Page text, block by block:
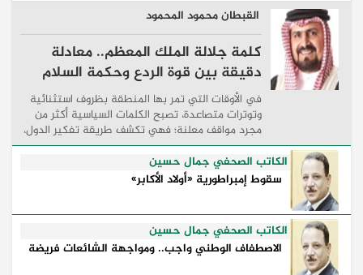
القبطان محمود المحمود
كلمة جلالة الملك المعظم.. معادلة
دقيقة بين قوة الردع وحكمة السلام
في الأوقات التي تمر بها المنطقة بظروف استثنائية
وتوترات متصاعدة، تصبح الكلمات السياسية أكثر من
مجرد مواقف معلنة؛ فهي تكشف طريقة تفكير الدول،
وكيفية إدارتها للأزمات، والحدود التي تفصل بين القوة
...
الكاتب الصحفي جمال حسين
سقوط إمبراطورية «أولاد الأكابر»
الكاتب الصحفي جمال حسين
الاصطفاف الوطني واجب.. ومواجهة الشائعات فريضة